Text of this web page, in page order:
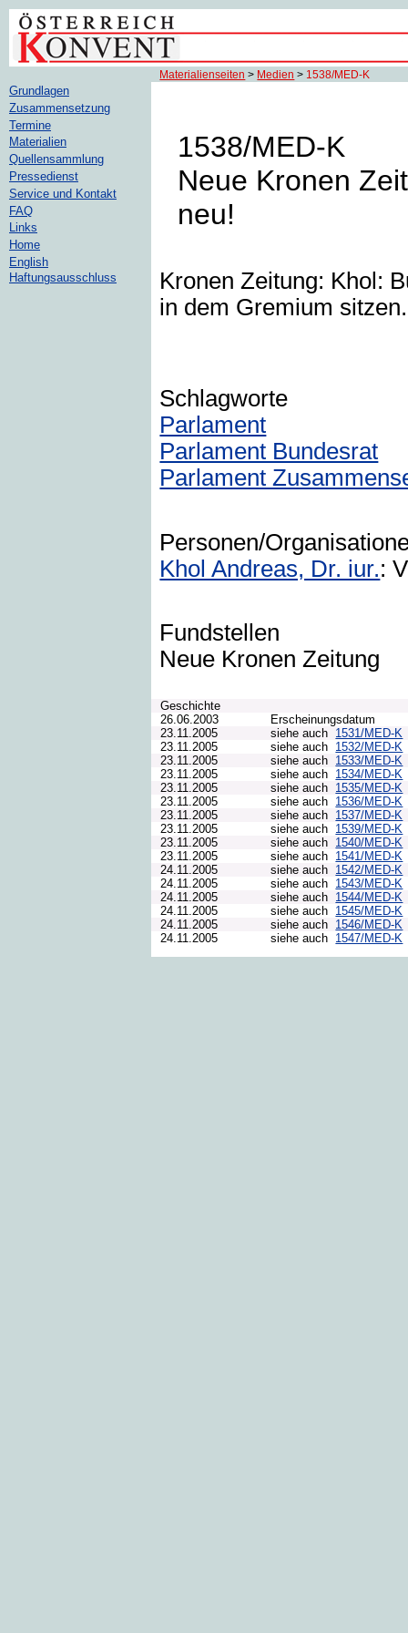
Materialienseiten > Medien > 1538/MED-K
1538/MED-K
Neue Kronen
neu!
Kronen Zeitung: Khol:
in dem Gremium
Schlagworte
Parlament
Parlament Bundesrat
Parlament
Personen/
Khol Andreas, Dr. iur.:
Fundstellen
Neue Kronen Zeitung
Geschichte
26.06.2003
Erscheinungsdatum
23.11.2005
siehe auch 1531/MED-K
23.11.2005
siehe auch 1532/MED-K
23.11.2005
siehe auch 1533/MED-K
23.11.2005
siehe auch 1534/MED-K
23.11.2005
siehe auch 1535/MED-K
23.11.2005
siehe auch 1536/MED-K
23.11.2005
siehe auch 1537/MED-K
23.11.2005
siehe auch 1539/MED-K
23.11.2005
siehe auch 1540/MED-K
23.11.2005
siehe auch 1541/MED-K
24.11.2005
siehe auch 1542/MED-K
24.11.2005
siehe auch 1543/MED-K
24.11.2005
siehe auch 1544/MED-K
24.11.2005
siehe auch 1545/MED-K
24.11.2005
siehe auch 1546/MED-K
24.11.2005
siehe auch 1547/MED-K
Grundlagen
Zusammensetzung
Termine
Materialien
Quellensammlung
Pressedienst
Service und Kontakt
FAQ
Links
Home
English
Haftungsausschluss